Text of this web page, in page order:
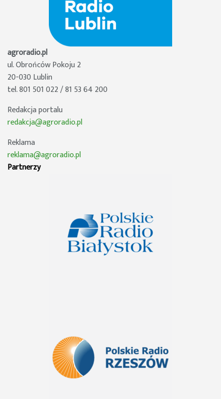
agroradio.pl
ul. Obrońców Pokoju 2
20-030 Lublin
tel. 801 501 022 / 81 53 64 200
Redakcja portalu
redakcja@agroradio.pl
Reklama
reklama@agroradio.pl
Partnerzy